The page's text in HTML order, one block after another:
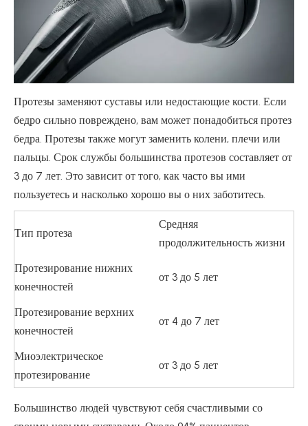
Протезы заменяют суставы или недостающие кости. Если
бедро сильно повреждено, вам может понадобиться протез
бедра. Протезы также могут заменить колени, плечи или
пальцы. Срок службы большинства протезов составляет от
3 до 7 лет. Это зависит от того, как часто вы ими
пользуетесь и насколько хорошо вы о них заботитесь.
Тип протеза
Средняя
продолжительность жизни
Протезирование нижних
конечностей
от 3 до 5 лет
Протезирование верхних
конечностей
от 4 до 7 лет
Миоэлектрическое
протезирование
от 3 до 5 лет
Большинство людей чувствуют себя счастливыми со